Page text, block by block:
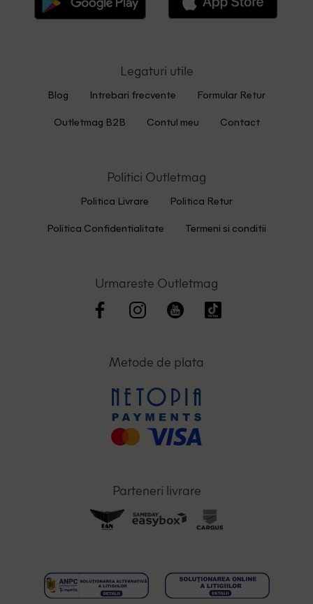
Legaturi utile
Blog Intrebari frecvente Formular Retur
Outletmag B2B Contul meu Contact
Politici Outletmag
Politica Livrare Politica Retur
Politica Confidentialitate Termeni si conditii
Urmareste Outletmag
Metode de plata
Parteneri livrare